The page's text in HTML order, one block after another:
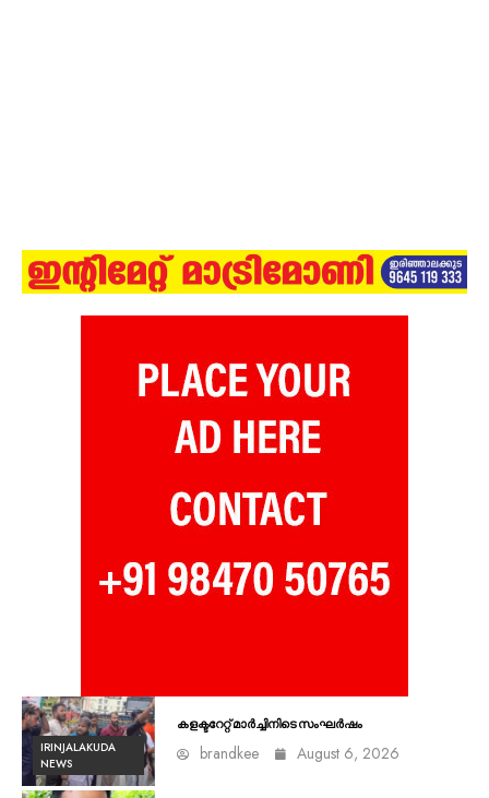
IRINJALAKUDA
NEWS
കളക്ടറേറ്റ് മാർച്ചിനിടെ സംഘർഷം
brandkee August 6, 2026